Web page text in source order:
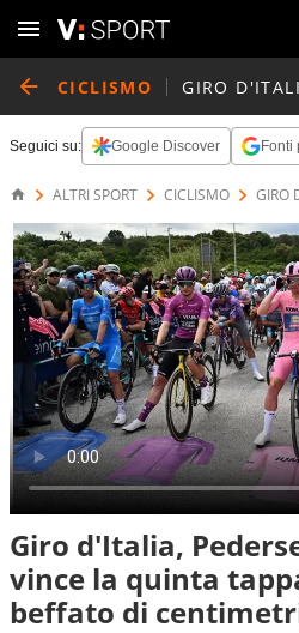
CICLISMO GIRO
Seguici su: Google Discover Fonti
ALTRI SPORT CICLISMO GIRO
Giro d'Italia,
vince la quinta
beffato di